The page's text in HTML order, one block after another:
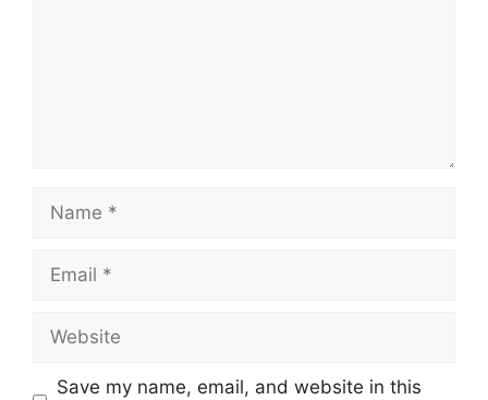
Name
Email
Website
Save my name, email, and website in this